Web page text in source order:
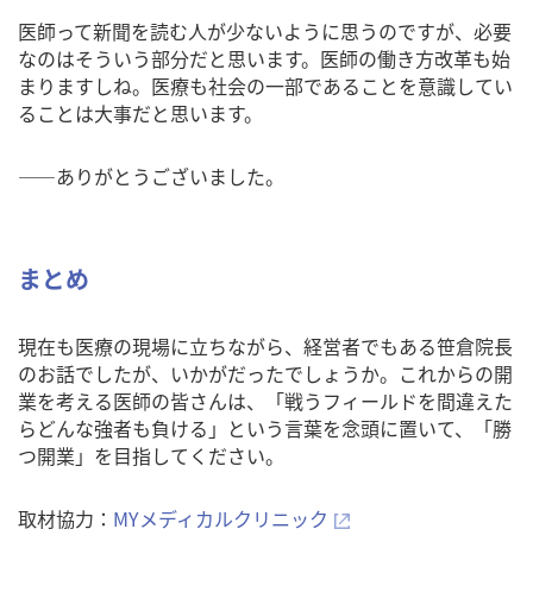
医師って新聞を読む人が少ないように思うのですが、必要
なのはそういう部分だと思います。医師の働き方改革も始
まりますしね。医療も社会の一部であることを意識してい
ることは大事だと思います。
――ありがとうございました。
まとめ
現在も医療の現場に立ちながら、経営者でもある笹倉院長
のお話でしたが、いかがだったでしょうか。これからの開
業を考える医師の皆さんは、「戦うフィールドを間違えた
らどんな強者も負ける」という言葉を念頭に置いて、「勝
つ開業」を目指してください。
取材協力： MYメディカルクリニック